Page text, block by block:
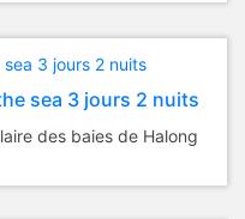
sea 3 jours 2 nuits
des baies de Halong